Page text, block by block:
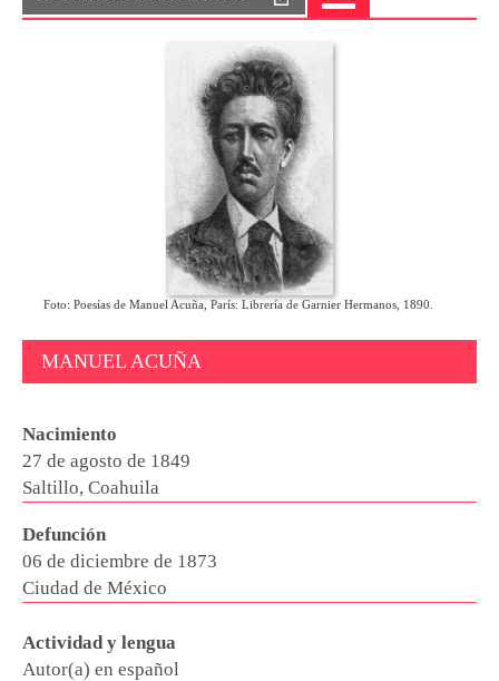
NAVIGATION
Foto: Poesías de Manuel Acuña, París: Librería de Garnier Hermanos, 1890.
MANUEL ACUÑA
Nacimiento
27 de agosto de 1849
Saltillo, Coahuila
Defunción
06 de diciembre de 1873
Ciudad de México
Actividad y lengua
Autor(a) en español